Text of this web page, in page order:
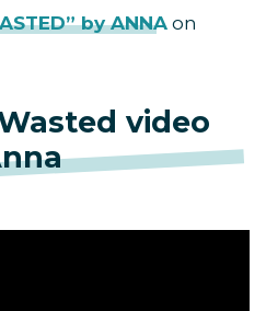
by ANNA on
video